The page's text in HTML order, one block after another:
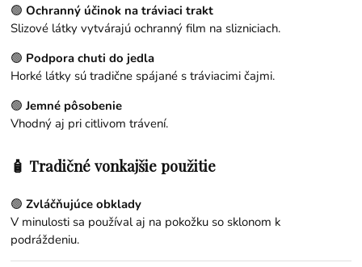
🟢Ochranný účinok na tráviaci trakt
Slizové látky vytvárajú ochranný film na slizniciach.
🟢 Podpora chuti do jedla
Horké látky sú tradične spájané s tráviacimi čajmi.
🟢Jemné pôsobenie
Vhodný aj pri citlivom trávení.
🧴 Tradičné vonkajšie použitie
🟢Zvláčňujúce obklady
V minulosti sa používal aj na pokožku so sklonom k
podráždeniu.